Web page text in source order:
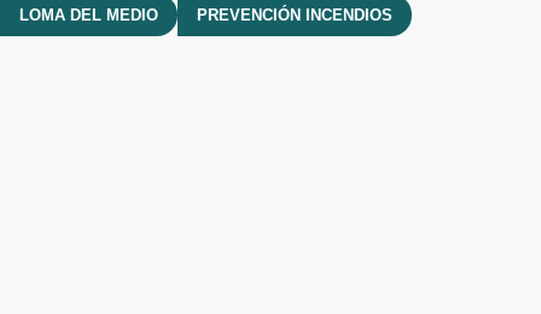
LOMA DEL MEDIO PREVENCIÓN INCENDIOS